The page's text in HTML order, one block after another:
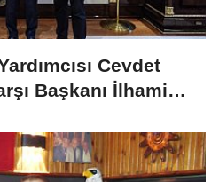
Cevdet
Başkanı İlhami